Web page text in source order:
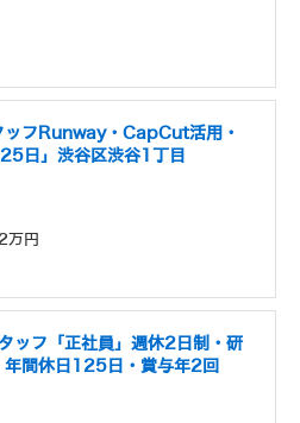
ッフRunway・CapCut活用・
日」渋谷区渋谷1丁目
万円
ッフ「正社員」週休2日制・研
間休日125日・賞与年2回